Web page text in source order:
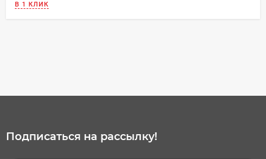
В 1 КЛИК
Подписаться на рассылкy!